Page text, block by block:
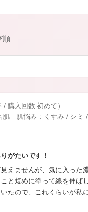
カロリシェイプ
順
/ 購入回数 初めて）
肌悩み：くすみ / シミ /
がたいです！
えませんが、気に入った
と短めに塗って線を伸
たので、これくらいが私